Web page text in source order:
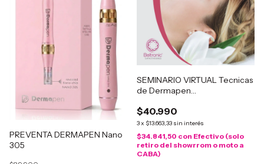
PREVENTA DERMAPEN Nano
305
SEMINARIO VIRTUAL Tecnicas
de Dermapen
capilar
$40.990
3x $13.663,33 sin interés
$34.841,50 con Efectivo (solo
retiro del showrrom o moto a
CABA)